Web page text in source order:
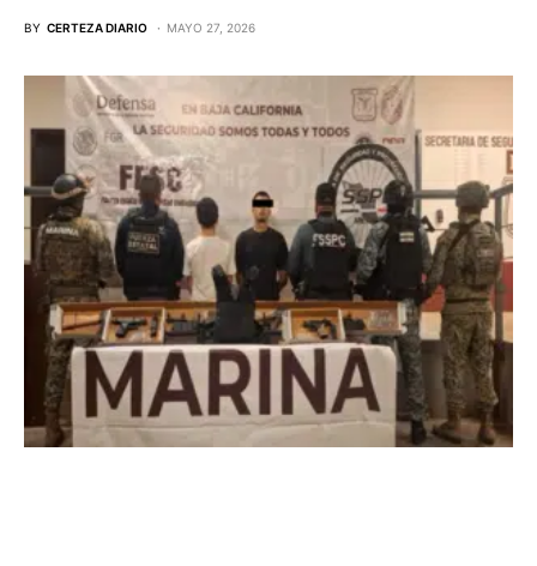
BY CERTEZA DIARIO MAYO 27, 2026